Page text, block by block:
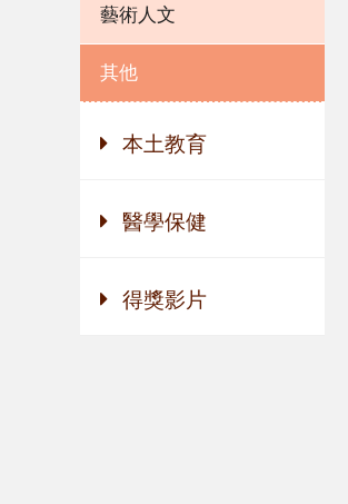
藝術人文
其他
本土教育
醫學保健
得獎影片